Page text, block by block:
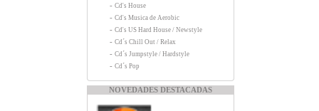
- Cd's House
- Cd's Musica de Aerobic
- Cd's US Hard House / Newstyle
- Cd´s Chill Out / Relax
- Cd´s Jumpstyle / Hardstyle
- Cd´s Pop
NOVEDADES DESTACADAS